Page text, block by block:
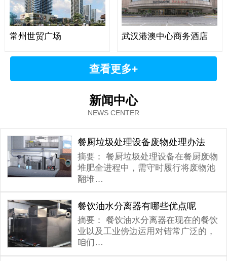
常州世贸广场 武汉港澳中心商务酒店
查看更多+
新闻中心
NEWS CENTER
餐厨垃圾处理设备废物处理办法
摘要：
餐厨垃圾处理设备在餐厨废物
堆肥全进程中，需守时履行将废物池
翻堆…
餐饮油水分离器有哪些优点呢
摘要：
餐饮油水分离器在现在的餐饮
业以及工业傍边运用对错常广泛的，
咱们…